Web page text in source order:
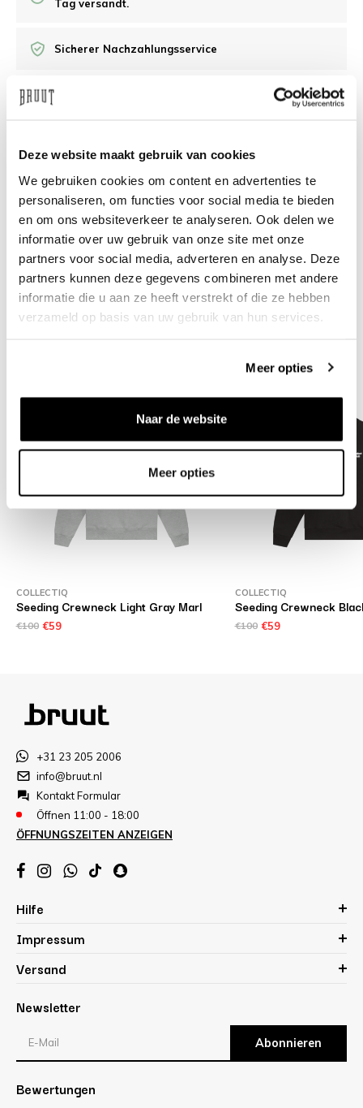
Deze website maakt gebruik van cookies
We gebruiken cookies om content en advertenties te
personaliseren, om functies voor social media te bieden
en om ons websiteverkeer te analyseren. Ook delen we
informatie over uw gebruik van onze site met onze
partners voor social media, adverteren en analyse. Deze
partners kunnen deze gegevens combineren met andere
informatie die u aan ze heeft verstrekt of die ze hebben
verzameld op basis van uw gebruik van hun services.
Meer opties
Naar de website
Meer opties
Tag versandt.
Sicherer Nachzahlungsservice
Brauchen Sie Hilfe?Wir helfen Ihnen gerne
weiter
info@bruut.nl Live-Chat Whatsapp
Über dieses Produkt
Versand und Rückgabe
COLLECTIQ
Seeding Crewneck Light Gray Marl
€100 €59
COLLECTIQ
Seeding Crewneck
€100 €59
+31 23 205 2006
info@bruut.nl
Kontakt Formular
Öffnen 11:00 - 18:00
ÖFFNUNGSZEITEN ANZEIGEN
Hilfe
Impressum
Versand
Newsletter
Abonnieren
Bewertungen